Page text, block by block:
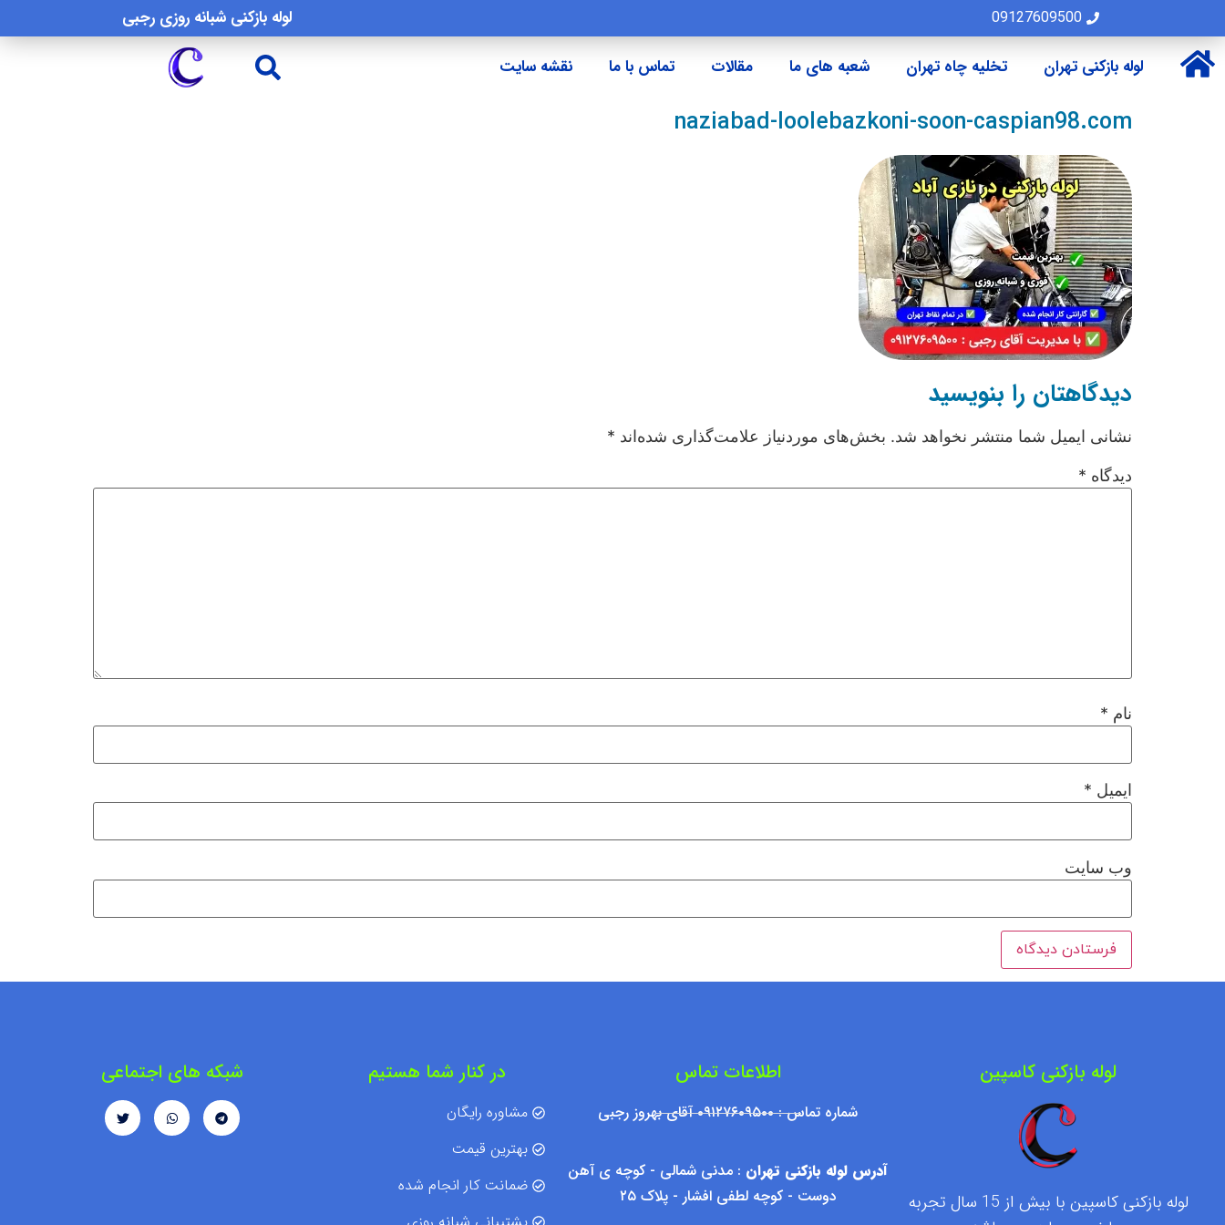
09127609500
لوله بازکنی شبانه روزی رجبی
لوله بازکنی تهران
تخلیه چاه تهران شعبه های ما مقالات تماس با ما نقشه سایت
naziabad-loolebazkoni-soon-caspian98.com
دیدگاهتان را بنویسید
نشانی ایمیل شما منتشر نخواهد شد. بخش‌های موردنیاز علامت‌گذاری شده‌اند *
دیدگاه *
نام *
ایمیل *
وب‌ سایت
لوله بازکنی کاسپین
لوله بازکنی کاسپین با بیش از 15 سال تجربه
اطلاعات تماس
شماره تماس : ۰۹۱۲۷۶۰۹۵۰۰ آقای بهروز رجبی
آدرس لوله بازکنی تهران : مدنی شمالی - کوچه ی آهن
دوست - کوچه لطفی افشار - پلاک ۲۵
در کنار شما هستیم
مشاوره رایگان
بهترین قیمت
ضمانت کار انجام شده
شبکه های اجتماعی